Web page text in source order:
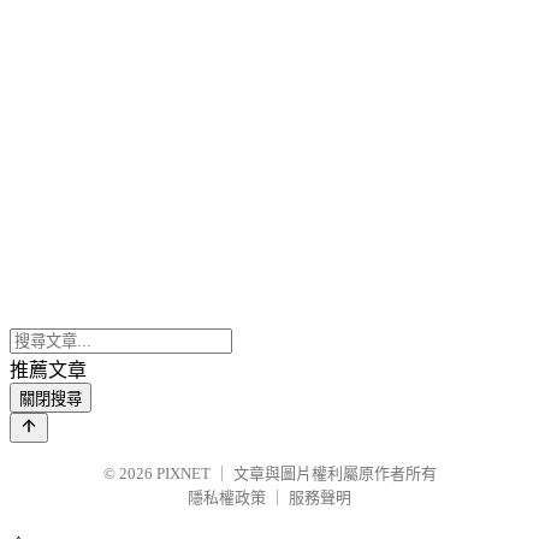
推薦文章
關閉搜尋
© 2026 PIXNET
文章與圖片權利屬原作者所有
隱私權政策
服務聲明